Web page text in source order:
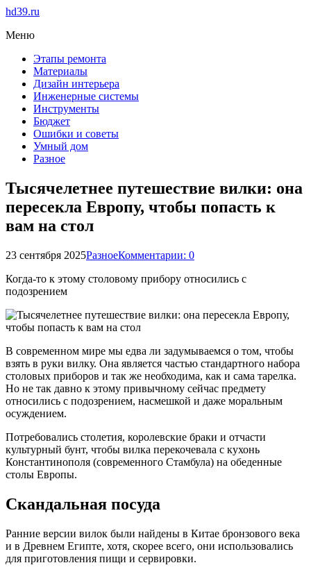
hd39.ru
Меню
Этапы ремонта
Материалы
Дизайн интерьера
Инженерные системы
Инструменты
Бюджет
Ошибки и советы
Умный дом
Разное
Тысячелетнее путешествие вилки: она
пересекла Европу, чтобы попасть к
вам на стол
23 сентября 2025РазноеКомментарии: 0
Когда-то к этому столовому прибору относились с
подозрением
В современном мире мы едва ли задумываемся о том, чтобы
взять в руки вилку. Она является частью стандартного набора
столовых приборов и так же необходима, как и сама тарелка.
Но не так давно к этому привычному сейчас предмету
относились с подозрением, насмешкой и даже моральным
осуждением.
Потребовались столетия, королевские браки и отчасти
культурный бунт, чтобы вилка перекочевала с кухонь
Константинополя (современного Стамбула) на обеденные
столы Европы.
Скандальная посуда
Ранние версии вилок были найдены в Китае бронзового века
и в Древнем Египте, хотя, скорее всего, они использовались
для приготовления пищи и сервировки.